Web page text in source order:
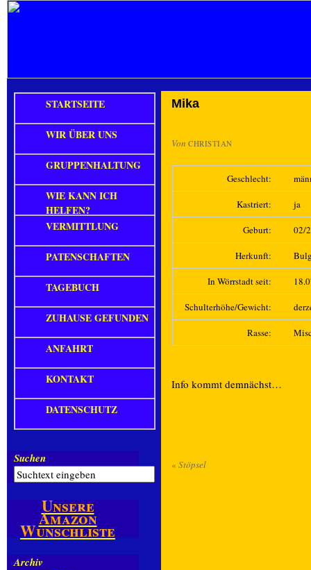
Mika
Von CHRISTIAN
Geschlecht:
Kastriert: ja
Geburt: 02/
Herkunft:
In Wörrstadt seit:
Schulterhöhe/Gewicht:
Rasse:
Info kommt demnächst…
« Stöpsel
STARTSEITE
WIR ÜBER UNS
GRUPPENHALTUNG
WIE KANN ICH
HELFEN?
VERMITTLUNG
PATENSCHAFTEN
TAGEBUCH
ZUHAUSE GEFUNDEN
ANFAHRT
KONTAKT
DATENSCHUTZ
Suchen
Unsere
Amazon
Wunschliste
Archiv